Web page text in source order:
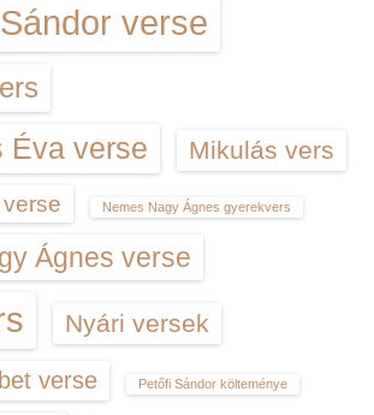
verse
Éva verse Mikulás vers
Nemes Nagy Ágnes gyerekvers
Ágnes verse
Nyári versek
verse Petőfi Sándor költeménye